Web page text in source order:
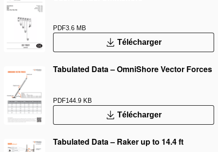
PDF3.6 MB
Télécharger
Tabulated Data – OmniShore Vector Forces
PDF144.9 KB
Télécharger
Tabulated Data – Raker up to 14.4 ft